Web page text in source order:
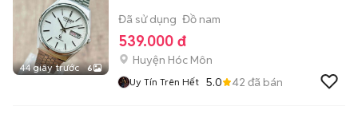
44 giây trước 6
Đã sử dụng Đồ nam
539.000 đ
Huyện Hóc Môn
Uy Tín Trên Hết 5.0 42 đã bán